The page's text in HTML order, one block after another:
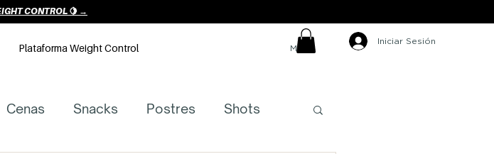
Plataforma Weight Control MXN ($)
Iniciar Sesión
CONTROL 🍋 →
Cenas Snacks Postres Shots